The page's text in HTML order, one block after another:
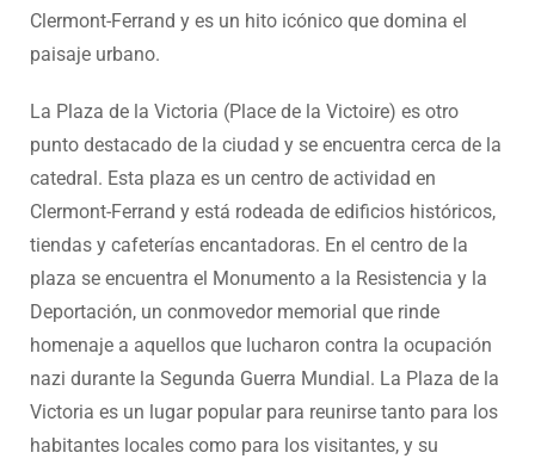
Clermont-Ferrand y es un hito icónico que domina el
paisaje urbano.
La Plaza de la Victoria (Place de la Victoire) es otro
punto destacado de la ciudad y se encuentra cerca de la
catedral. Esta plaza es un centro de actividad en
Clermont-Ferrand y está rodeada de edificios históricos,
tiendas y cafeterías encantadoras. En el centro de la
plaza se encuentra el Monumento a la Resistencia y la
Deportación, un conmovedor memorial que rinde
homenaje a aquellos que lucharon contra la ocupación
nazi durante la Segunda Guerra Mundial. La Plaza de la
Victoria es un lugar popular para reunirse tanto para los
habitantes locales como para los visitantes, y su